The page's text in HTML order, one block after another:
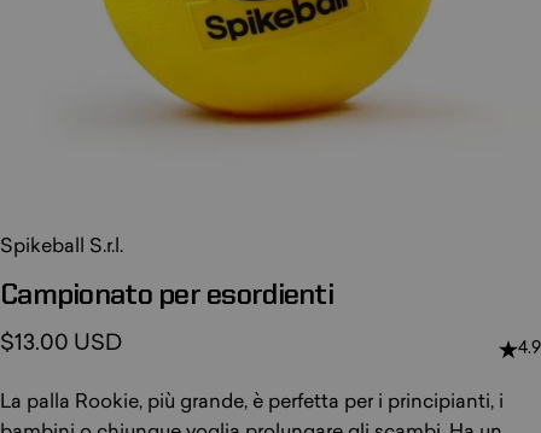
Spikeball S.r.l.
Campionato per esordienti
$13.00 USD 4.9
La palla Rookie, più grande, è perfetta per i principianti, i